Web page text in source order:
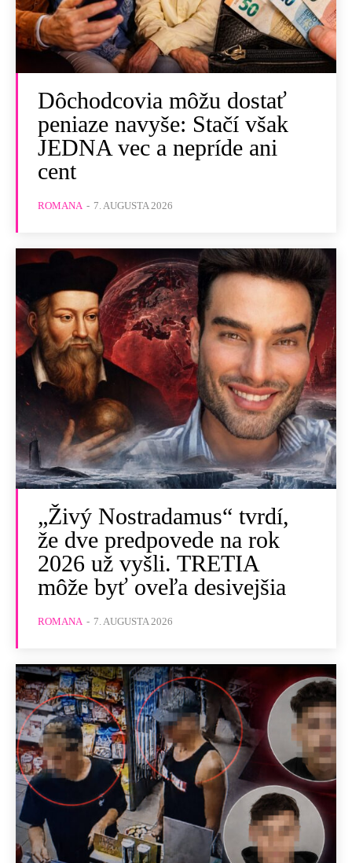
Dôchodcovia môžu dostať
peniaze navyše: Stačí však
JEDNA vec a nepríde ani
cent
ROMANA - 7. AUGUSTA 2026
„Živý Nostradamus“ tvrdí,
že dve predpovede na rok
2026 už vyšli. TRETIA
môže byť oveľa desivejšia
ROMANA - 7. AUGUSTA 2026